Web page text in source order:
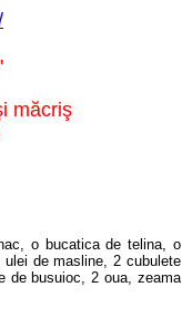
măcriş
o bucatica de telina, o
de masline, 2 cubulete
de busuioc, 2 oua, zeama